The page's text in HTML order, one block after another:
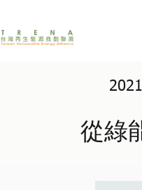
從綠